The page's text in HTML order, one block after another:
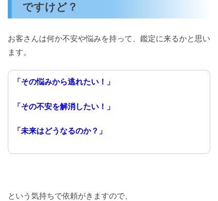
ですけど？
お客さんは何か不安や悩みを持って、鑑定に来るかと思い
ます。
「その悩みから逃れたい！」
「その不安を解消したい！」
「未来はどうなるのか？」
という気持ちで依頼がきますので、